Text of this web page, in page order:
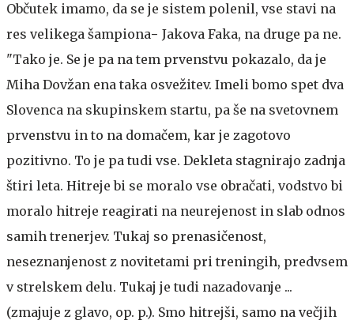
Občutek imamo, da se je sistem polenil, vse stavi na
res velikega šampiona− Jakova Faka, na druge pa ne.
"Tako je. Se je pa na tem prvenstvu pokazalo, da je
Miha Dovžan ena taka osvežitev. Imeli bomo spet dva
Slovenca na skupinskem startu, pa še na svetovnem
prvenstvu in to na domačem, kar je zagotovo
pozitivno. To je pa tudi vse. Dekleta stagnirajo zadnja
štiri leta. Hitreje bi se moralo vse obračati, vodstvo bi
moralo hitreje reagirati na neurejenost in slab odnos
samih trenerjev. Tukaj so prenasičenost,
neseznanjenost z novitetami pri treningih, predvsem
v strelskem delu. Tukaj je tudi nazadovanje ...
(zmajuje z glavo, op. p.). Smo hitrejši, samo na večjih